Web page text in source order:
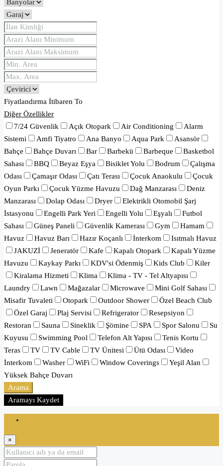
Fiyatlandırma İtibaren To
Diğer Özellikler
7/24 Güvenlik
Açık Otopark Air Conditioning
Alarm
Sistemi
Amfi Tiyatro Ana Banyo Aqua Park
Asansör
Bahçe
Bahçe Duvarı Bar Barbekü Barbeque
Basketbol
Sahası
BBQ Beyaz Eşya Bisiklet Yolu Bodrum
Çalışma
Odası
Çamaşır Odası Çatı Terası Çocuk Anaokulu
Çocuk
Oyun Parkı
Çocuk Yüzme Havuzu Dağ Manzarası
Deniz
Manzarası
Dolap Odası Dryer
Elektrikli Otomobil Şarj
İstasyonu
Engelli Park Yeri Engelli Yolu Eşyalı
Futbol
Sahası
Güneş Paneli Güvenlik Kamerası Gym
Hamam
Havuz
Havuz Barı Hazır Koçanlı İnterkom
Isıtmalı Havuz
JAKUZİ
Jeneratör Kafe Kapalı Otopark
Kapalı Yüzme
Havuzu
Kaykay Parkı KDV'si Ödenmiş Kids Club
Kiler
Kiralama Hizmeti
Klima
Klima - TV - Tel Altyapısı
Laundry
Lawn Mağazalar Microwave
Mini Golf Sahası
Misafir Tuvaleti
Otopark Outdoor Shower
Özel Beach Club
Özel Garaj
Plaj Servisi Refrigerator
Resepsiyon
Restoran
Sauna Sineklik Şömine SPA Spor Salonu
Su
Kuyusu
Swimming Pool Telefon Alt Yapısı
Tenis Kortu
Teras
TV TV Cable TV Ünitesi Ütü Odası
Video
İnterkom
Washer WiFi Window Coverings
Yeşil Alan
Yüksek Bahçe Duvarı
Arama
Aramayı Kaydet
×